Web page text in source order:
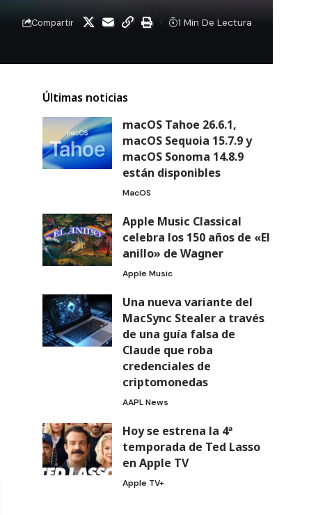
Compartir 1 Min De Lectura
Últimas noticias
macOS Tahoe 26.6.1,
macOS Sequoia 15.7.9 y
macOS Sonoma 14.8.9
están disponibles
MacOS
Apple Music Classical
celebra los 150 años de «El
anillo» de Wagner
Apple Music
Una nueva variante del
MacSync Stealer a través
de una guía falsa de
Claude que roba
credenciales de
criptomonedas
AAPL News
Hoy se estrena la 4ª
temporada de Ted Lasso
en Apple TV
Apple TV+